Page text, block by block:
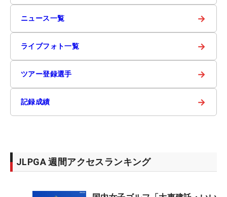
ニュース一覧 →
ライブフォト一覧 →
ツアー登録選手 →
記録成績 →
JLPGA 週間アクセスランキング